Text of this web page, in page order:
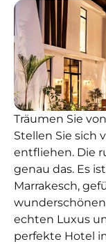
Träumen Sie
Stellen Sie sich
entfliehen. Die
genau das. Es
Marrakesch,
echten Luxus
perfekte Hotel